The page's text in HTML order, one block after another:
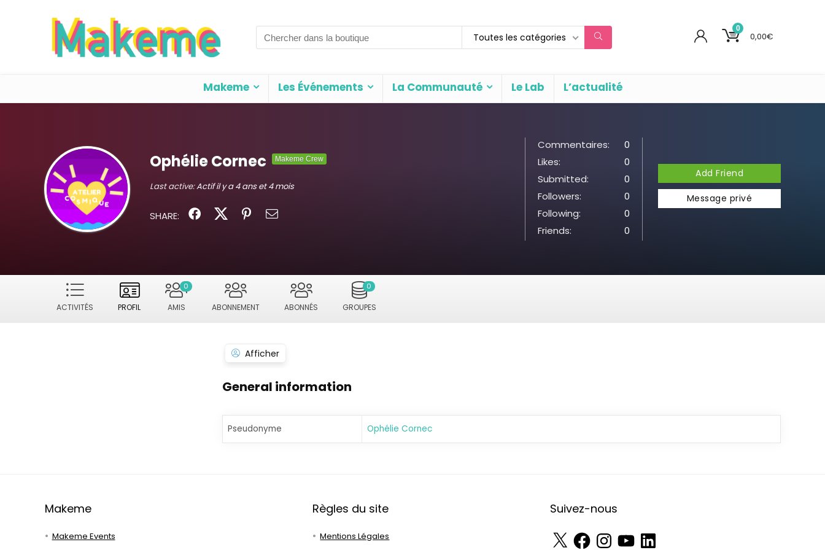
Search
for:
Toutes les catégories
0
0,00€
Makeme Les Événements La Communauté Le Lab L’actualité
Ophélie Cornec Makeme Crew
Last active:Actif il y a 4 ans et 4 mois
SHARE:
Commentaires:
0
Likes:
0
Submitted:
0
Followers:
0
Following:
0
Friends:
0
Add Friend
Message privé
ACTIVITÉS PROFIL AMIS
0
ABONNEMENT ABONNÉS GROUPES
0
Afficher
General information
Pseudonyme Ophélie Cornec
Makeme
Makeme Events
Règles du site
Mentions Légales
Suivez-nous
X FacebookInstagramYouTube
LinkedIn